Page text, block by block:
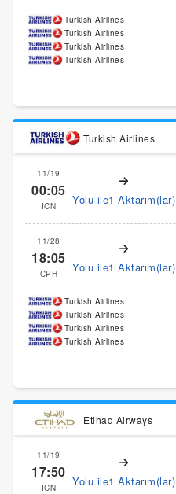
Turkish Airlines
Turkish Airlines
Turkish Airlines
Turkish Airlines
Turkish Airlines
11/19
00:05
ICN Yolu ile1 Aktarım(lar)
11/28
18:05
CPH Yolu ile1 Aktarım(lar)
Turkish Airlines
Turkish Airlines
Turkish Airlines
Turkish Airlines
Etihad Airways
11/19
17:50
ICN Yolu ile1 Aktarım(lar)